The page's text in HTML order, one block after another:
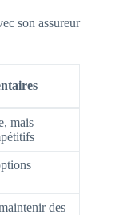
son assureur
mais
des